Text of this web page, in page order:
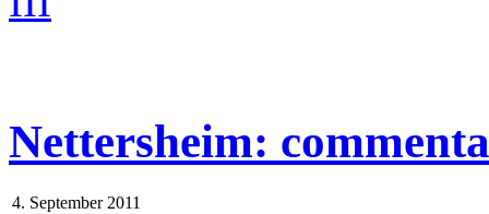
Nettersheim:
4. September 2011